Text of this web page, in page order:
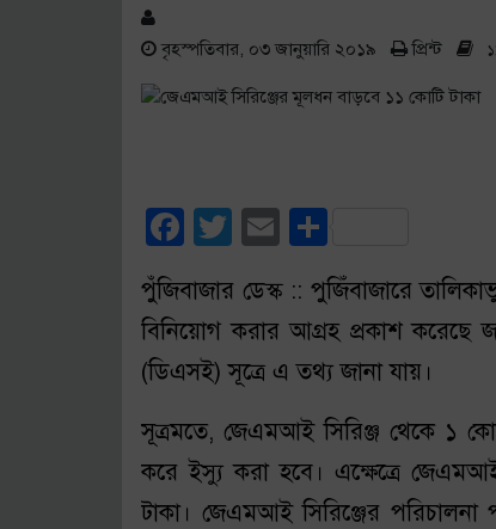
বৃহস্পতিবার, ০৩ জানুয়ারি ২০১৯ প্রিন্ট
Facebook
Twitter
Email
পুঁজিবাজার ডেস্ক :: পুজিঁবাজারে
বিনিয়োগ করার আগ্রহ প্রকাশ করেছে
(ডিএসই) সূত্রে এ তথ্য জানা যায়।
সূত্রমতে, জেএমআই সিরিঞ্জ থেকে ১
করে ইস্যু করা হবে। এক্ষেত্রে
টাকা। জেএমআই সিরিঞ্জের পরিচালনা